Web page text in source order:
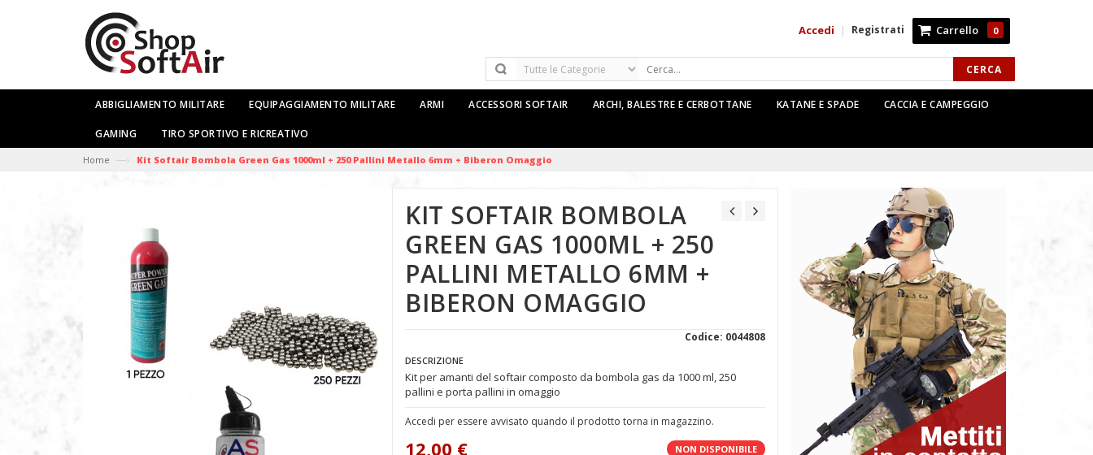
CERCA
Carrello 0
Registrati
|
Accedi
ABBIGLIAMENTO MILITARE EQUIPAGGIAMENTO MILITARE ARMI ACCESSORI SOFTAIR ARCHI, BALESTRE E CERBOTTANE KATANE E SPADE CACCIA E CAMPEGGIO
GAMING TIRO SPORTIVO E RICREATIVO
Home —› Kit Softair Bombola Green Gas 1000ml + 250 Pallini Metallo 6mm + Biberon Omaggio
KIT SOFTAIR BOMBOLA
GREEN GAS 1000ML + 250
PALLINI METALLO 6MM +
BIBERON OMAGGIO
Codice: 0044808
DESCRIZIONE
Kit per amanti del softair composto da bombola gas da 1000 ml, 250
pallini e porta pallini in omaggio
Accedi per essere avvisato quando il prodotto torna in magazzino.
NON DISPONIBILE
12,00 €